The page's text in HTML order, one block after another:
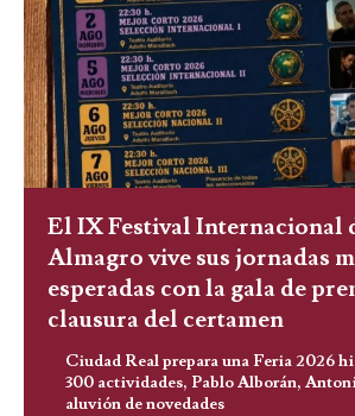
El IX Festival Internacional
Almagro vive sus jornadas
esperadas con la gala de
clausura del certamen
Ciudad Real prepara una Feria 2026
300 actividades, Pablo Alborán,
aluvión de novedades